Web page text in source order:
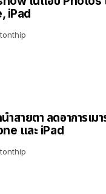
iPad
ำสายตา ลดอาการเม
และ iPad